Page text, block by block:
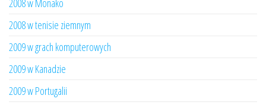
2008 w Monako
2008 w tenisie ziemnym
2009 w grach komputerowych
2009 w Kanadzie
2009 w Portugalii